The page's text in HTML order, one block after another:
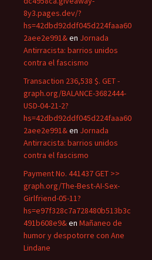
8y3.pages.dev/?
hs=42dbd92ddf045d224faaa60
2aee2e991&en Jornada
Antirracista: barrios unidos
contra el fascismo
Transaction 236,538 $. GET -
graph.org/BALANCE-3682444-
USD-04-21-2?
hs=42dbd92ddf045d224faaa60
2aee2e991&en Jornada
Antirracista: barrios unidos
contra el fascismo
Payment No. 441437 GET >>
graph.org/The-Best-AI-Sex-
Girlfriend-05-11?
hs=e97f328c7a728480b513b3c
491b608e9&en Mañaneo de
humor y despotorre con Ane
Lindane